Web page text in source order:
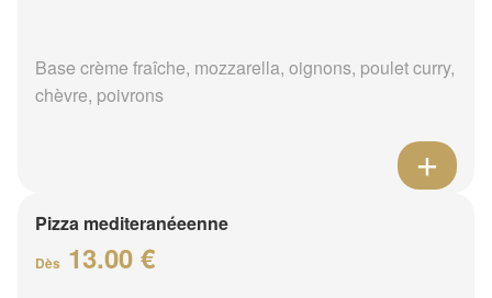
Base crème fraîche, mozzarella, oignons, poulet curry,
chèvre, poivrons
Pizza mediteranéeenne
Dès 13.00 €